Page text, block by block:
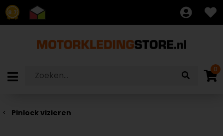
8.7
0
Pinlock vizieren